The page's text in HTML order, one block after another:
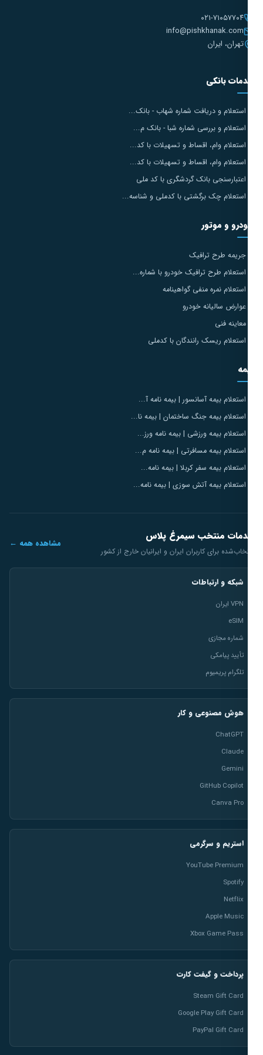
۰۲۱-۷۱۰۵۷۷۰۴
info@pishkhanak.com
تهران، ایران
بانکی
استعلام و دریافت شماره شهاب - بانک...
استعلام و بررسی شماره شبا - بانک م...
استعلام وام، اقساط و تسهیلات با کد...
استعلام وام، اقساط و تسهیلات با کد...
اعتبارسنجی بانک گردشگری با کد ملی
استعلام چک برگشتی با کدملی و شناسه...
و موتور
جریمه طرح ترافیک
استعلام طرح ترافیک خودرو با شماره...
استعلام نمره منفی گواهینامه
عوارض سالیانه خودرو
معاینه فنی
استعلام ریسک رانندگان با کدملی
استعلام بیمه آسانسور | بیمه نامه آ...
استعلام بیمه جنگ ساختمان | بیمه نا...
استعلام بیمه ورزشی | بیمه نامه ورز...
استعلام بیمه مسافرتی | بیمه نامه م...
استعلام بیمه سفر کربلا | بیمه نامه...
استعلام بیمه آتش سوزی | بیمه نامه...
منتخب سیمرغ پلاس
برای کاربران ایران و ایرانیان خارج از کشور
مشاهده همه ←
شبکه و ارتباطات
شماره مجازی
تأیید پیامکی
تلگرام پریمیوم
هوش مصنوعی و کار
ChatGPT
Claude
Gemini
GitHub Copilot
Canva Pro
استریم و سرگرمی
YouTube Premium
Spotify
Netflix
Apple Music
Xbox Game Pass
پرداخت و گیفت کارت
Steam Gift Card
Google Play Gift Card
PayPal Gift Card